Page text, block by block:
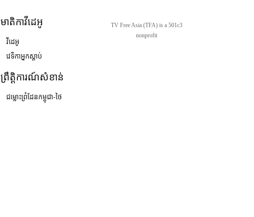
មាតិកាវីដេអូ
វីដេអូ
វេទិកាអ្នកស្ដាប់
ព្រឹត្តិការណ៍សំខាន់
ជម្លោះព្រំដែនកម្ពុជា-ថៃ
TV Free Asia (TFA) is a 501c3
nonprofit